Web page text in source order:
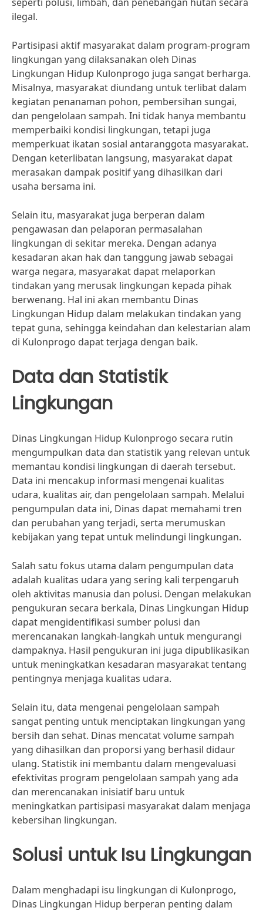
ilegal.
Partisipasi aktif masyarakat dalam program-program
lingkungan yang dilaksanakan oleh Dinas
Lingkungan Hidup Kulonprogo juga sangat berharga.
Misalnya, masyarakat diundang untuk terlibat dalam
kegiatan penanaman pohon, pembersihan sungai,
dan pengelolaan sampah. Ini tidak hanya membantu
memperbaiki kondisi lingkungan, tetapi juga
memperkuat ikatan sosial antaranggota masyarakat.
Dengan keterlibatan langsung, masyarakat dapat
merasakan dampak positif yang dihasilkan dari
usaha bersama ini.
Selain itu, masyarakat juga berperan dalam
pengawasan dan pelaporan permasalahan
lingkungan di sekitar mereka. Dengan adanya
kesadaran akan hak dan tanggung jawab sebagai
warga negara, masyarakat dapat melaporkan
tindakan yang merusak lingkungan kepada pihak
berwenang. Hal ini akan membantu Dinas
Lingkungan Hidup dalam melakukan tindakan yang
tepat guna, sehingga keindahan dan kelestarian alam
di Kulonprogo dapat terjaga dengan baik.
Data dan Statistik
Lingkungan
Dinas Lingkungan Hidup Kulonprogo secara rutin
mengumpulkan data dan statistik yang relevan untuk
memantau kondisi lingkungan di daerah tersebut.
Data ini mencakup informasi mengenai kualitas
udara, kualitas air, dan pengelolaan sampah. Melalui
pengumpulan data ini, Dinas dapat memahami tren
dan perubahan yang terjadi, serta merumuskan
kebijakan yang tepat untuk melindungi lingkungan.
Salah satu fokus utama dalam pengumpulan data
adalah kualitas udara yang sering kali terpengaruh
oleh aktivitas manusia dan polusi. Dengan melakukan
pengukuran secara berkala, Dinas Lingkungan Hidup
dapat mengidentifikasi sumber polusi dan
merencanakan langkah-langkah untuk mengurangi
dampaknya. Hasil pengukuran ini juga dipublikasikan
untuk meningkatkan kesadaran masyarakat tentang
pentingnya menjaga kualitas udara.
Selain itu, data mengenai pengelolaan sampah
sangat penting untuk menciptakan lingkungan yang
bersih dan sehat. Dinas mencatat volume sampah
yang dihasilkan dan proporsi yang berhasil didaur
ulang. Statistik ini membantu dalam mengevaluasi
efektivitas program pengelolaan sampah yang ada
dan merencanakan inisiatif baru untuk
meningkatkan partisipasi masyarakat dalam menjaga
kebersihan lingkungan.
Solusi untuk Isu Lingkungan
Dalam menghadapi isu lingkungan di Kulonprogo,
Dinas Lingkungan Hidup berperan penting dalam